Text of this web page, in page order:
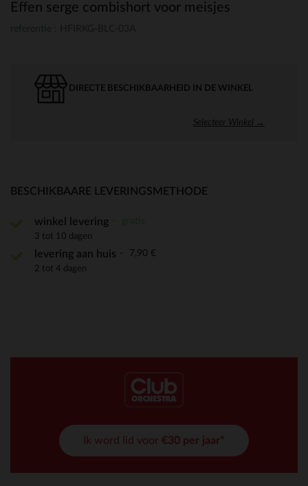
Effen serge combishort voor meisjes
DIRECTE BESCHIKBAARHEID IN DE WINKEL
Selecteer Winkel →
BESCHIKBAARE LEVERINGSMETHODE
winkel levering
3 tot 10 dagen
levering aan huis 7,90 €
2 tot 4 dagen
Ik word lid voor €30 per jaar*